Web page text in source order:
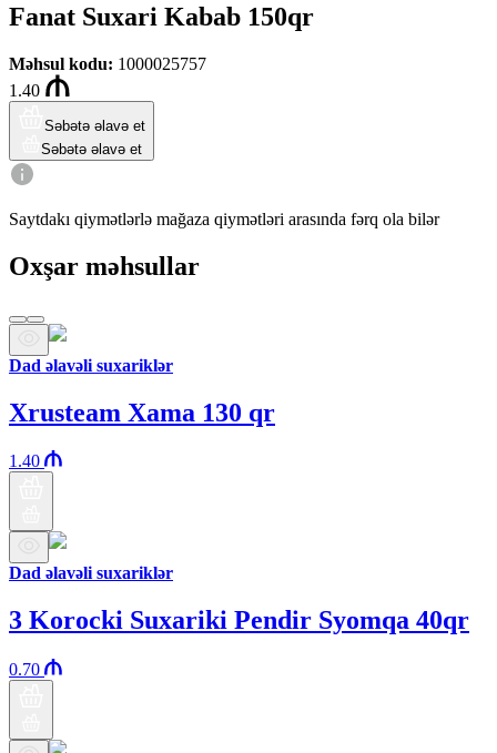
Fanat Suxari Kabab 150qr
Məhsul kodu: 1000025757
1.40
Səbətə əlavə et
Səbətə əlavə et
Saytdakı qiymətlərlə mağaza qiymətləri arasında fərq ola bilər
Oxşar məhsullar
Dad əlavəli suxariklər
Xrusteam Xama 130 qr
1.40
Dad əlavəli suxariklər
3 Korocki Suxariki Pendir Syomqa 40qr
0.70